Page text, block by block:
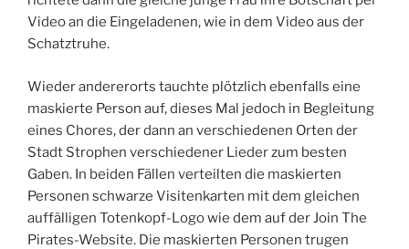
Video an die Eingeladenen, wie in dem Video aus der
Schatztruhe.
Wieder andererorts tauchte plötzlich ebenfalls eine
maskierte Person auf, dieses Mal jedoch in Begleitung
eines Chores, der dann an verschiedenen Orten der
Stadt Strophen verschiedener Lieder zum besten
Gaben. In beiden Fällen verteilten die maskierten
Personen schwarze Visitenkarten mit dem gleichen
auffälligen Totenkopf-Logo wie dem auf der Join The
Pirates-Website. Die maskierten Personen trugen